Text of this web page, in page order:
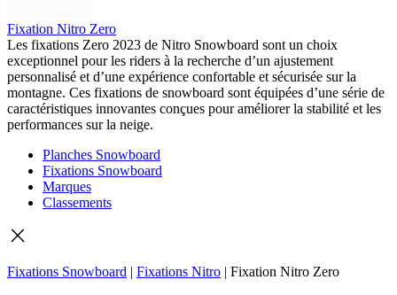
Fixation Nitro Zero
Les fixations Zero 2023 de Nitro Snowboard sont un choix
exceptionnel pour les riders à la recherche d’un ajustement
personnalisé et d’une expérience confortable et sécurisée sur la
montagne. Ces fixations de snowboard sont équipées d’une série de
caractéristiques innovantes conçues pour améliorer la stabilité et les
performances sur la neige.
Planches Snowboard
Fixations Snowboard
Marques
Classements
Fixations Snowboard | Fixations Nitro | Fixation Nitro Zero